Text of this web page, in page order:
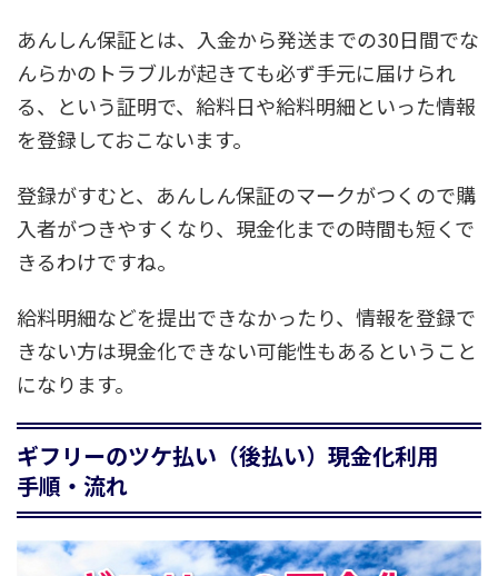
あんしん保証とは、入金から発送までの30日間でな
んらかのトラブルが起きても必ず手元に届けられ
る、という証明で、給料日や給料明細といった情報
を登録しておこないます。
登録がすむと、あんしん保証のマークがつくので購
入者がつきやすくなり、現金化までの時間も短くで
きるわけですね。
給料明細などを提出できなかったり、情報を登録で
きない方は現金化できない可能性もある ということ
になります。
ギフリーのツケ払い（後払い）現金化利用
手順・流れ